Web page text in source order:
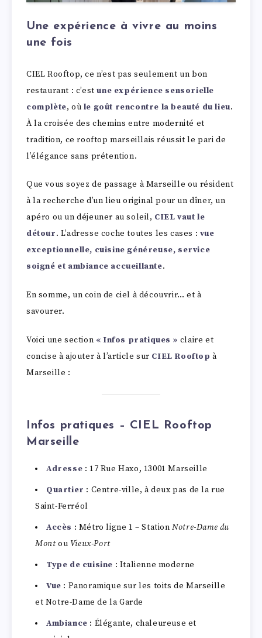
Une expérience à vivre au moins
une fois
CIEL Rooftop, ce n’est pas seulement un bon
restaurant : c’estune expérience sensorielle
complète, où le goût rencontre la beauté du lieu.
À la croisée des chemins entre modernité et
tradition, ce rooftop marseillais réussit le pari de
l’élégance sans prétention.
Que vous soyez de passage à Marseille ou résident
à la recherche d’un lieu original pour un dîner, un
apéro ou un déjeuner au soleil, CIEL vaut le
détour. L’adresse coche toutes les cases : vue
exceptionnelle, cuisine généreuse, service
soigné et ambiance accueillante.
En somme, un coin de ciel à découvrir… et à
savourer.
Voici une section « Infos pratiques » claire et
concise à ajouter à l’article sur CIEL Rooftop à
Marseille :
Infos pratiques – CIEL Rooftop
Marseille
Adresse : 17 Rue Haxo, 13001 Marseille
Quartier : Centre-ville, à deux pas de la rue
Saint-Ferréol
Accès : Métro ligne 1 – StationNotre-Dame du
Montou Vieux-Port
Type de cuisine : Italienne moderne
Vue : Panoramique sur les toits de Marseille
et Notre-Dame de la Garde
Ambiance : Élégante, chaleureuse et